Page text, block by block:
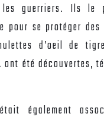
les guerriers. Ils le
pour se protéger des
d’oeil de
été découvertes,
également